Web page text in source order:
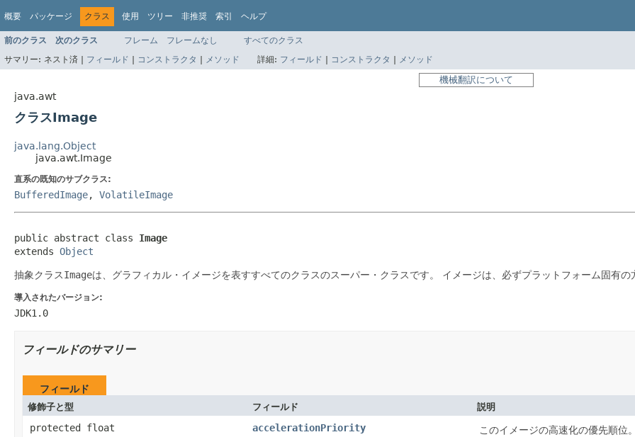
概要 パッケージ クラス 使用 ツリー 非推奨 索引 ヘルプ
前のクラス 次のクラス フレーム フレームなし
すべてのクラス
サマリー: ネスト済 | フィールド | コンストラクタ | メソッド 詳細: フィールド | コンストラクタ | メソッド
機械翻訳について
java.awt
クラスImage
java.lang.Object
java.awt.Image
直系の既知のサブクラス:
BufferedImage, VolatileImage
public abstract class Image
extends Object
抽象クラスImageは、グラフィカル・イメージを表すすべてのクラスのスーパー・クラスです。 イメージは、必ずプラットフォーム固有
導入されたバージョン:
JDK1.0
フィールドのサマリー
フィールド
修飾子と型 フィールド 説明
protected float accelerationPriority
このイメージの高速化の優先順位